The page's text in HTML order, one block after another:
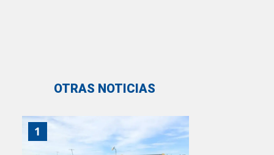
OTRAS NOTICIAS
1